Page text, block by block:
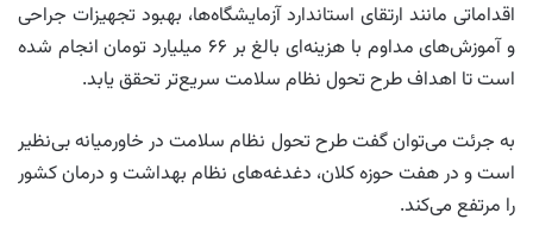
اقداماتی مانند ارتقای استاندارد آزمایشگاه‌ها، بهبود تجهیزات جراحی
و آموزش‌های مداوم با هزینه‌ای بالغ بر ۶۶ میلیارد تومان انجام شده
است تا اهداف طرح تحول نظام سلامت سریع‌تر تحقق یابد.
به جرئت می‌توان گفت طرح تحول نظام سلامت در خاورمیانه بی‌نظیر
است و در هفت حوزه کلان، دغدغه‌های نظام بهداشت و درمان کشور
را مرتفع می‌کند.